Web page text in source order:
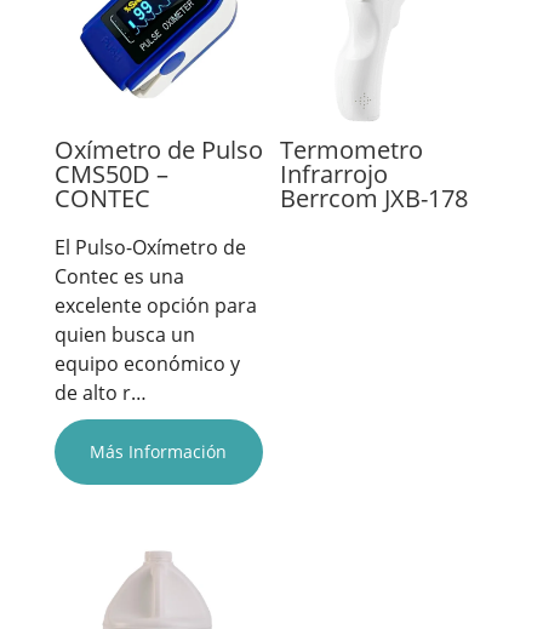
Oxímetro de Pulso
CMS50D –
CONTEC
El Pulso-Oxímetro de
Contec es una
excelente opción para
quien busca un
equipo económico y
de alto r…
Más Información
Termometro
Infrarrojo
Berrcom JXB-178